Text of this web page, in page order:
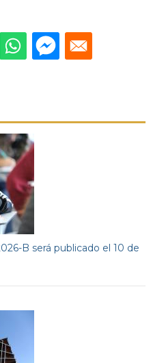
B será publicado el 10 de